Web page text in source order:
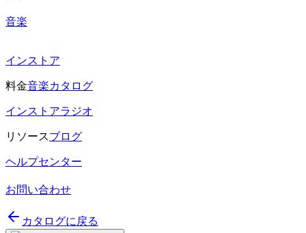
音楽
インストア
料金音楽カタログ
インストアラジオ
リソースブログ
ヘルプセンター
お問い合わせ
カタログに戻る